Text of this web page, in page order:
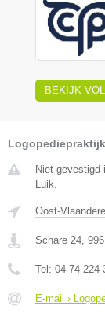
BEKIJK
Niet gevestigd
Luik.
Oost-
Schare 24
Tel: 04 74 224
E-mail ›